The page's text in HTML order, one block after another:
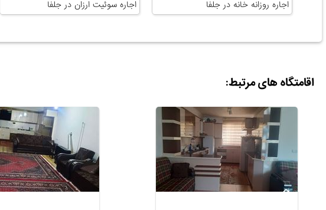
اجاره روزانه خانه در جلفا اجاره سوئیت ارزان در جلفا
اقامتگاه های مرتبط: